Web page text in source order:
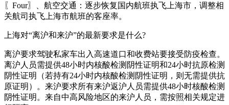
〖Four〗、航空交通：逐步恢复国内航班执飞上海市，调整相
关航司执飞上海市航班的客座率。
上海对“离沪和来沪”的最新要求是什么?
离沪要求驾驶私家车出入高速道口和收费站要接受防疫检查。
离沪人员需提供48小时内核酸检测阴性证明和24小时抗原检测
阴性证明（若持有24小时内核酸检测阴性证明，则无需提供抗
原证明）。来沪要求所有来沪返沪人员需提供48小时核酸检测
阴性证明。来自中高风险地区的来沪人员，需按照相关规定进